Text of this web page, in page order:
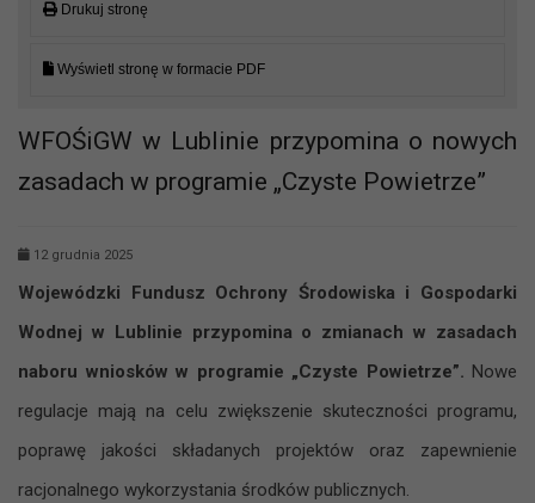
Drukuj stronę
Wyświetl stronę w formacie PDF
WFOŚiGW w Lublinie przypomina o nowych
zasadach w programie „Czyste Powietrze”
12 grudnia 2025
Wojewódzki Fundusz Ochrony Środowiska i Gospodarki
Wodnej w Lublinie przypomina o zmianach w zasadach
naboru wniosków w programie „Czyste Powietrze”. Nowe
regulacje mają na celu zwiększenie skuteczności programu,
poprawę jakości składanych projektów oraz zapewnienie
racjonalnego wykorzystania środków publicznych.